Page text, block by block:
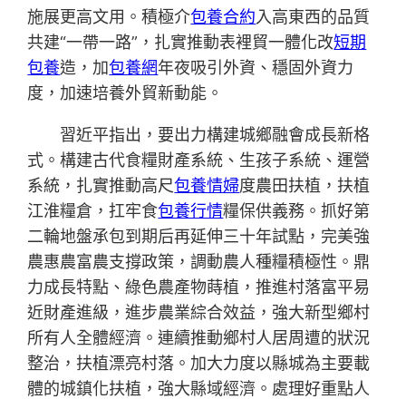
施展更高文用。積極介包養合約入高東西的品質
共建“一帶一路”，扎實推動表裡貿一體化改短期
包養造，加包養網年夜吸引外資、穩固外資力
度，加速培養外貿新動能。
習近平指出，要出力構建城鄉融會成長新格
式。構建古代食糧財產系統、生孩子系統、運營
系統，扎實推動高尺包養情婦度農田扶植，扶植
江淮糧倉，扛牢食包養行情糧保供義務。抓好第
二輪地盤承包到期后再延伸三十年試點，完美強
農惠農富農支撐政策，調動農人種糧積極性。鼎
力成長特點、綠色農產物蒔植，推進村落富平易
近財產進級，進步農業綜合效益，強大新型鄉村
所有人全體經濟。連續推動鄉村人居周遭的狀況
整治，扶植漂亮村落。加大力度以縣城為主要載
體的城鎮化扶植，強大縣域經濟。處理好重點人